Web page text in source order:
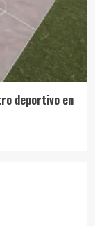
deportivo en